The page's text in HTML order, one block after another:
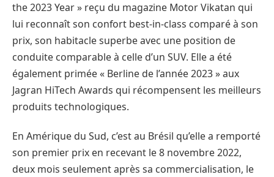
the 2023 Year » reçu du magazine Motor Vikatan qui
lui reconnaît son confort best-in-class comparé à son
prix, son habitacle superbe avec une position de
conduite comparable à celle d’un SUV. Elle a été
également primée « Berline de l’année 2023 » aux
Jagran HiTech Awards qui récompensent les meilleurs
produits technologiques.
En Amérique du Sud, c’est au Brésil qu’elle a remporté
son premier prix en recevant le 8 novembre 2022,
deux mois seulement après sa commercialisation, le